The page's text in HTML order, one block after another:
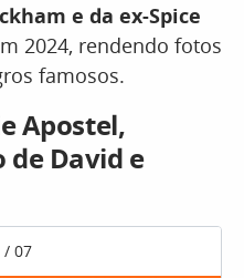
e da ex-Spice
2024, rendendo fotos
famosos.
Apostel,
David e